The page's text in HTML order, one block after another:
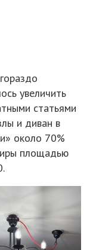
Мебель мы
по всему городу,